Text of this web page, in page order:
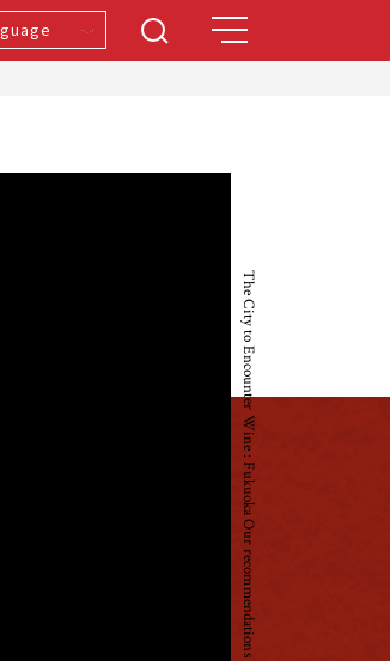
The City to Encounter Wine : Fukuoka Our recommendations